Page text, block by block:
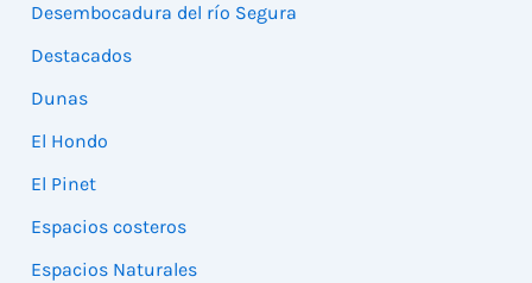
Desembocadura del río Segura
Destacados
Dunas
El Hondo
El Pinet
Espacios costeros
Espacios Naturales